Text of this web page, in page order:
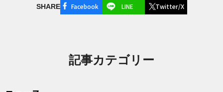
SHARE Facebook LINE Twitter/X
記事カテゴリー